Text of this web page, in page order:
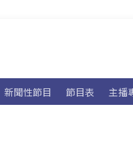
新聞性節目 節目表 主播